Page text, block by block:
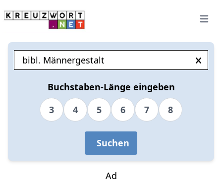
Open
Buchstaben-Länge eingeben
3
4 5 6 7 8
Suchen
Ad